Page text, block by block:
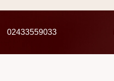
02433559033